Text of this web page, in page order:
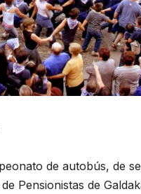
de autobús, de
Pensionistas de